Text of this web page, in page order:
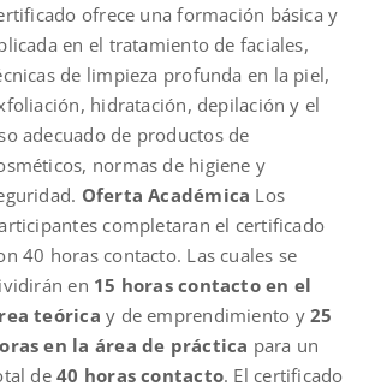
ofrece una formación básica y
en el tratamiento de faciales,
de limpieza profunda en la piel,
hidratación, depilación y el
adecuado de productos de
normas de higiene y
Oferta Académica Los
completaran el certificado
40 horas contacto. Las cuales se
en 15 horas contacto en el
teórica y de emprendimiento y25
en la área de práctica para un
de40 horas contacto. El certificado